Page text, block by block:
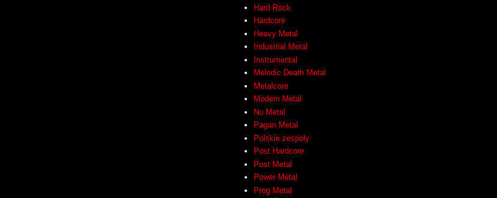
Hard Rock
Hardcore
Heavy Metal
Industrial Metal
Instrumental
Melodic Death Metal
Metalcore
Modern Metal
Nu Metal
Pagan Metal
Polskie zespoły
Post Hardcore
Post Metal
Power Metal
Prog Metal